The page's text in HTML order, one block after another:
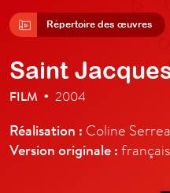
Répertoire des œuvres
Saint
FILM • 2004
Réalisation : Coline
Version originale : français